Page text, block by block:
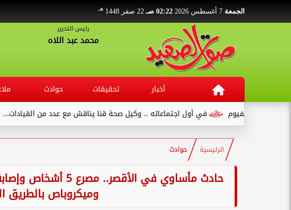
الجمعة 02:22 صـ 22 صفر 1448 هـ
رئيس التحرير
محمد عبد اللاه
أخبار تحقيقات حوادث
في أول اجتماعاته .. وكيل صحة قنا يناقش مع عدد من القيادات...
الرئيسية حوادث
وميكروباص بالطريق